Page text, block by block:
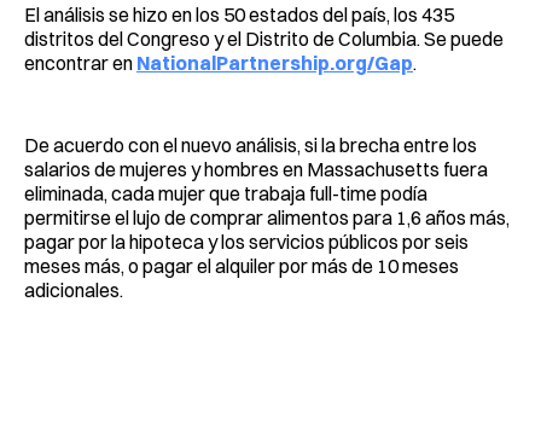
El análisis se hizo en los 50 estados del país, los 435
distritos del Congreso y el Distrito de Columbia. Se puede
encontrar en NationalPartnership.org/Gap.
De acuerdo con el nuevo análisis, si la brecha entre los
salarios de mujeres y hombres en Massachusetts fuera
eliminada, cada mujer que trabaja full-time podía
permitirse el lujo de comprar alimentos para 1,6 años más,
pagar por la hipoteca y los servicios públicos por seis
meses más, o pagar el alquiler por más de 10 meses
adicionales.